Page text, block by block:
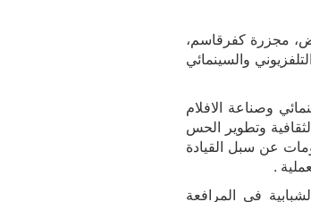
مجزرة كفرقاسم،
والسينمائي
وصناعة الافلام
وتطوير الحس
عن سبل القيادة
.
في المرافعة